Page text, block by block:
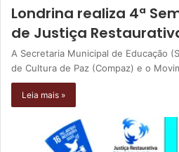
Londrina realiza 4ª
de Justiça
A Secretaria Municipal de Educação
de Cultura de Paz (Compaz) e o
Leia mais »